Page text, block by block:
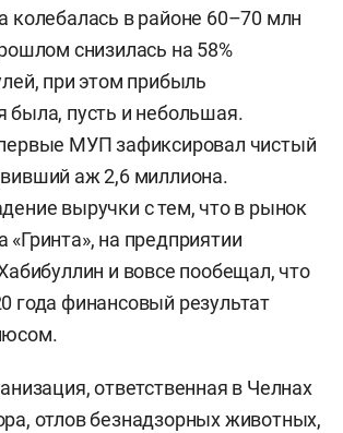
колебалась в районе 60–70 млн
снизилась на 58%
при этом прибыль
была, пусть и небольшая.
МУП зафиксировал чистый
аж 2,6 миллиона.
выручки с тем, что в рынок
«Гринта», на предприятии
и вовсе пообещал, что
года финансовый результат
ответственная в Челнах
отлов безнадзорных животных,